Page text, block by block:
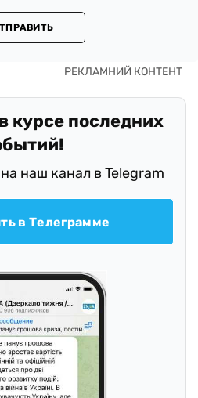
курсе последних
наш канал в Telegram
в Телеграмме